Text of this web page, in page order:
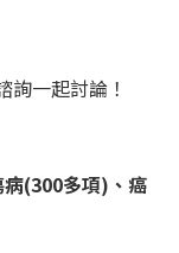
一起討論！
(300多項)、癌